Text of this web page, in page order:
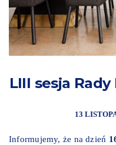
LIII sesja
13
Informujemy, że na dzień